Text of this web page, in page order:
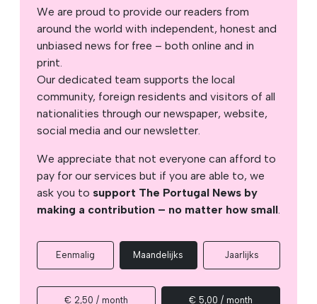
We are proud to provide our readers from
around the world with independent, honest and
unbiased news for free – both online and in
print.
Our dedicated team supports the local
community, foreign residents and visitors of all
nationalities through our newspaper, website,
social media and our newsletter.
We appreciate that not everyone can afford to
pay for our services but if you are able to, we
ask you to support The Portugal News by
making a contribution – no matter how small
Eenmalig Maandelijks Jaarlijks
€ 2,50 / month € 5,00 / month